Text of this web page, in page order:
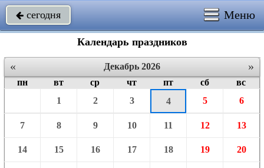
 сегодня Меню
Календарь праздников
« »
Декабрь 2026
пн
вт ср чт пт сб
вс
1
2 3 4 5 6
7 8 9 10 11 12 13
14 15 16 17 18 19 20